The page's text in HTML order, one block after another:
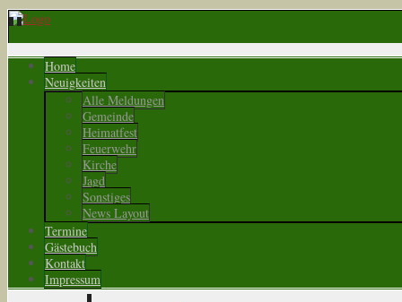
Home
Neuigkeiten
Alle Meldungen
Gemeinde
Heimatfest
Feuerwehr
Kirche
Jagd
Sonstiges
News Layout
Termine
Gästebuch
Kontakt
Impressum